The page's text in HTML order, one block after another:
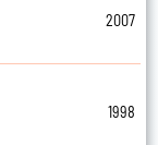
2007
1998